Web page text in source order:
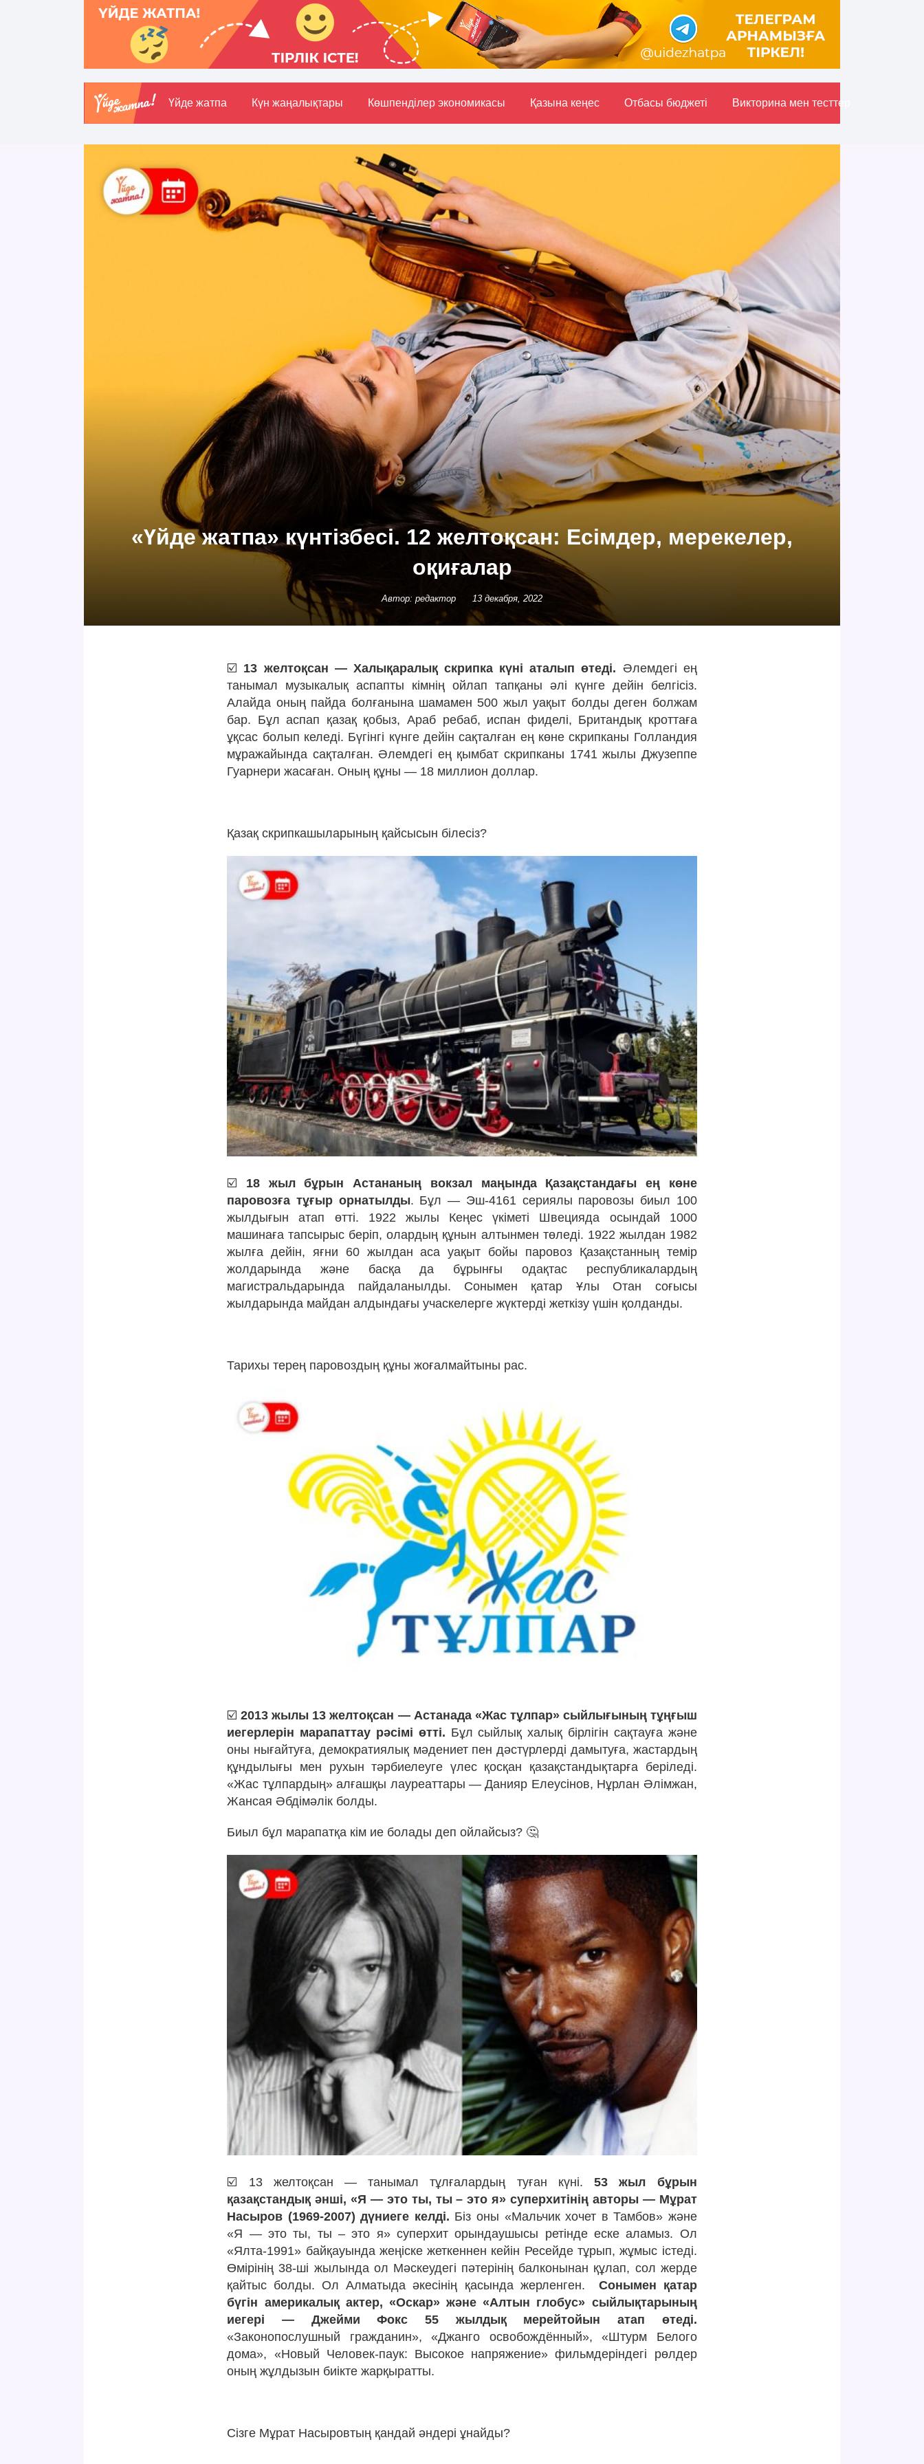
Үйде жатпа Күн жаңалықтары Көшпенділер экономикасы Қазына кеңес Отбасы бюджетi Викторина мен тесттер
«Үйде жатпа» күнтізбесі. 12 желтоқсан: Есімдер, мерекелер,
оқиғалар
Автор: редактор 13 декабря, 2022
☑️ 13 желтоқсан — Халықаралық скрипка күні аталып өтеді. Әлемдегі ең
танымал музыкалық аспапты кімнің ойлап тапқаны әлі күнге дейін белгісіз.
Алайда оның пайда болғанына шамамен 500 жыл уақыт болды деген болжам
бар. Бұл аспап қазақ қобыз, Араб ребаб, испан фиделі, Британдық кроттаға
ұқсас болып келеді. Бүгінгі күнге дейін сақталған ең көне скрипканы Голландия
мұражайында сақталған. Әлемдегі ең қымбат скрипканы 1741 жылы Джузеппе
Гуарнери жасаған. Оның құны — 18 миллион доллар.
Қазақ скрипкашыларының қайсысын білесіз?
☑️ 18 жыл бұрын Астананың вокзал маңында Қазақстандағы ең көне
паровозға тұғыр орнатылды. Бұл — Эш-4161 сериялы паровозы биыл 100
жылдығын атап өтті. 1922 жылы Кеңес үкіметі Швецияда осындай 1000
машинаға тапсырыс беріп, олардың құнын алтынмен төледі. 1922 жылдан 1982
жылға дейін, яғни 60 жылдан аса уақыт бойы паровоз Қазақстанның темір
жолдарында және басқа да бұрынғы одақтас республикалардың
магистральдарында пайдаланылды. Сонымен қатар Ұлы Отан соғысы
жылдарында майдан алдындағы учаскелерге жүктерді жеткізу үшін қолданды.
Тарихы терең паровоздың құны жоғалмайтыны рас.
☑️2013 жылы 13 желтоқсан — Астанада «Жас тұлпар» сыйлығының тұңғыш
иегерлерін марапаттау рәсімі өтті. Бұл сыйлық халық бірлігін сақтауға және
оны нығайтуға, демократиялық мәдениет пен дәстүрлерді дамытуға, жастардың
құндылығы мен рухын тәрбиелеуге үлес қосқан қазақстандықтарға беріледі.
«Жас тұлпардың» алғашқы лауреаттары — Данияр Елеусінов, Нұрлан Әлімжан,
Жансая Әбдімәлік болды.
Биыл бұл марапатқа кім ие болады деп ойлайсыз? 🤔
☑️ 13 желтоқсан — танымал тұлғалардың туған күні.53 жыл бұрын
қазақстандық әнші, «Я — это ты, ты – это я» суперхитінің авторы — Мұрат
Насыров (1969-2007) дүниеге келді. Біз оны «Мальчик хочет в Тамбов» және
«Я — это ты, ты – это я» суперхит орындаушысы ретінде еске аламыз. Ол
«Ялта-1991» байқауында жеңіске жеткеннен кейін Ресейде тұрып, жұмыс істеді.
Өмірінің 38-ші жылында ол Мәскеудегі пәтерінің балконынан құлап, сол жерде
қайтыс болды. Ол Алматыда әкесінің қасында жерленген.
Сонымен қатар
бүгін америкалық актер, «Оскар» және «Алтын глобус» сыйлықтарының
иегері — Джейми Фокс 55 жылдық мерейтойын атап өтеді.
«Законопослушный гражданин», «Джанго освобождённый», «Штурм Белого
дома», «Новый Человек-паук: Высокое напряжение» фильмдеріндегі рөлдер
оның жұлдызын биікте жарқыратты.
Сізге Мұрат Насыровтың қандай әндері ұнайды?